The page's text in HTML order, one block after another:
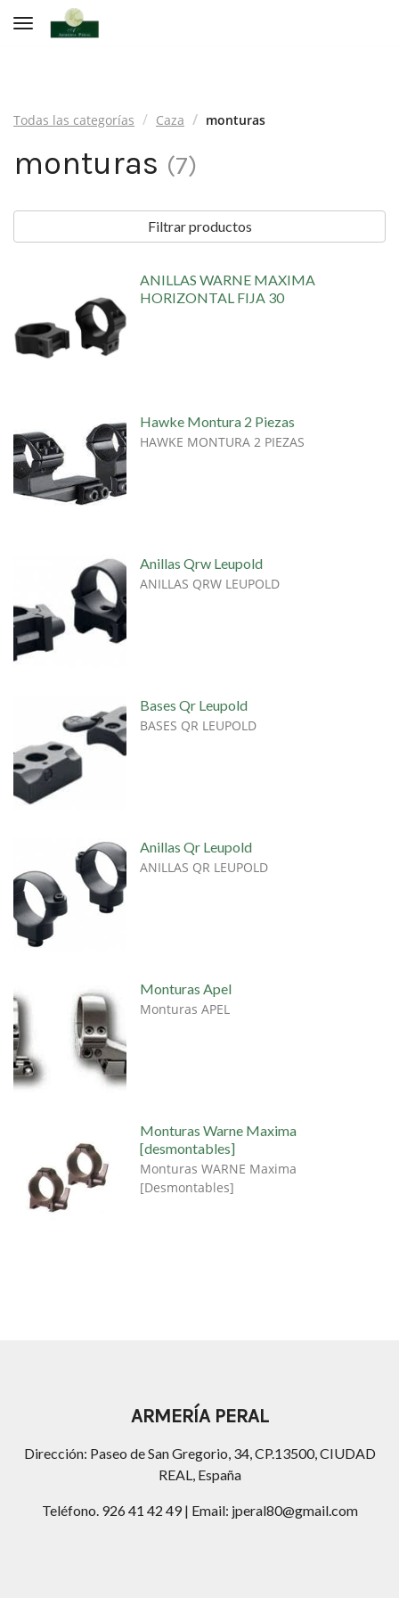
Toggle navigation
Todas las categorías Caza monturas
monturas (7)
Filtrar productos
ANILLAS WARNE MAXIMA
HORIZONTAL FIJA 30
Hawke Montura 2 Piezas
HAWKE MONTURA 2 PIEZAS
Anillas Qrw Leupold
ANILLAS QRW LEUPOLD
Bases Qr Leupold
BASES QR LEUPOLD
Anillas Qr Leupold
ANILLAS QR LEUPOLD
Monturas Apel
Monturas APEL
Monturas Warne Maxima
[desmontables]
Monturas WARNE Maxima
[Desmontables]
ARMERÍA PERAL
Dirección: Paseo de San Gregorio, 34, CP.13500, CIUDAD
REAL, España
Teléfono. 926 41 42 49 | Email: jperal80@gmail.com